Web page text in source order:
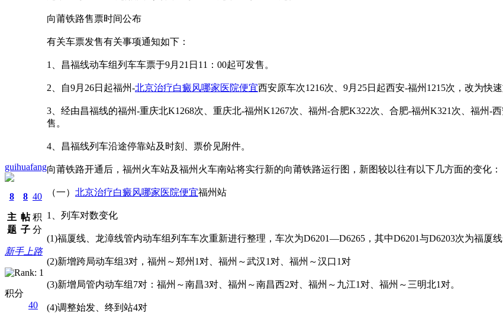
guihuafang
8
主
题
8
帖
子
40
积
分
新手上路
积分
40
向莆铁路售票时间公布
有关车票发售有关事项通知如下：
1、昌福线动车组列车车票于9月21日11：00起可发售。
2、自9月26日起福州-北京治疗白癜风哪家医院便宜西安原车次1216次、9月25日起西安-福州1215次，改为快
3、经由昌福线的福州-重庆北K1268次、重庆北-福州K1267次、福州-合肥K322次、合肥-福州K321次、福州-
售。
4、昌福线列车沿途停靠站及时刻、票价见附件。
向莆铁路开通后，福州火车站及福州火车南站将实行新的向莆铁路运行图，新图较以往有以下几方面的变化：
（一） 北京治疗白癜风哪家医院便宜福州站
1、列车对数变化
(1)福厦线、龙漳线管内动车组列车车次重新进行整理，车次为D6201—D6265，其中D6201与D6203次为福厦线
(2)新增跨局动车组3对，福州～郑州1对、福州～武汉1对、福州～汉口1对
(3)新增局管内动车组7对：福州～南昌3对、福州～南昌西2对、福州～九江1对、福州～三明北1对。
(4)调整始发、终到站4对